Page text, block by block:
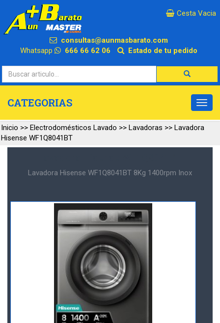
×
Cesta Vacia
consultas@aunmasbarato.com
Whatsapp
666 66 62 06 Estado de tu pedido
CATEGORIAS
Inicio >> Electrodomésticos Lavado >> Lavadoras >> Lavadora
Hisense WF1Q8041BT
Lavadora Hisense WF1Q8041BT 8Kg 1400rpm Inox